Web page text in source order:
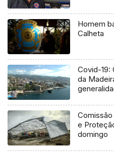
Homem
Calheta
Covid-19:
da
e
domingo